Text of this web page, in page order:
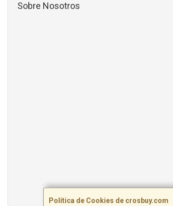
Política de Cookies de crosbuy.com
Sobre Nosotros